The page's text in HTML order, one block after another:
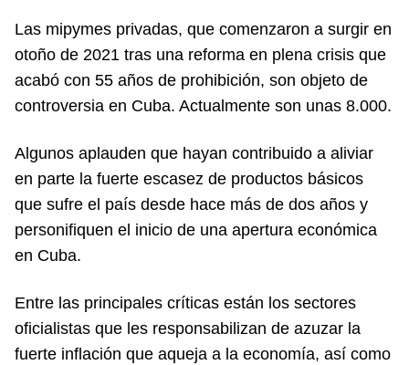
Las mipymes privadas, que comenzaron a surgir en
otoño de 2021 tras una reforma en plena crisis que
acabó con 55 años de prohibición, son objeto de
controversia en Cuba. Actualmente son unas 8.000.
Algunos aplauden que hayan contribuido a aliviar
en parte la fuerte escasez de productos básicos
que sufre el país desde hace más de dos años y
personifiquen el inicio de una apertura económica
en Cuba.
Entre las principales críticas están los sectores
oficialistas que les responsabilizan de azuzar la
fuerte inflación que aqueja a la economía, así como